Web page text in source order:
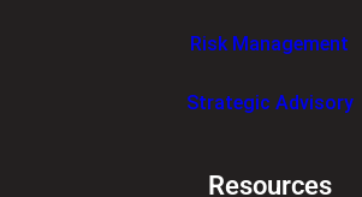
Risk Management
Strategic Advisory
Resources